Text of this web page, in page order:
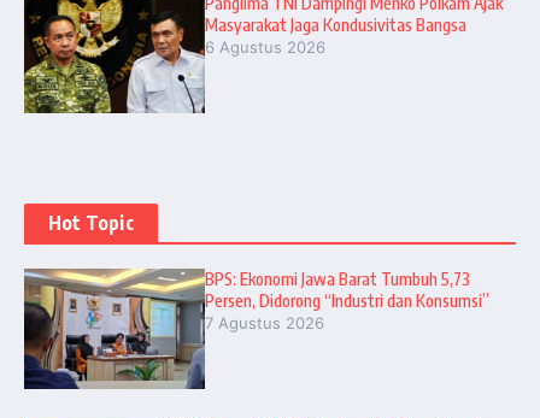
Masyarakat Jaga Kondusivitas Bangsa
6 Agustus 2026
Hot Topic
BPS: Ekonomi Jawa Barat Tumbuh 5,73
Persen, Didorong “Industri dan Konsumsi”
7 Agustus 2026